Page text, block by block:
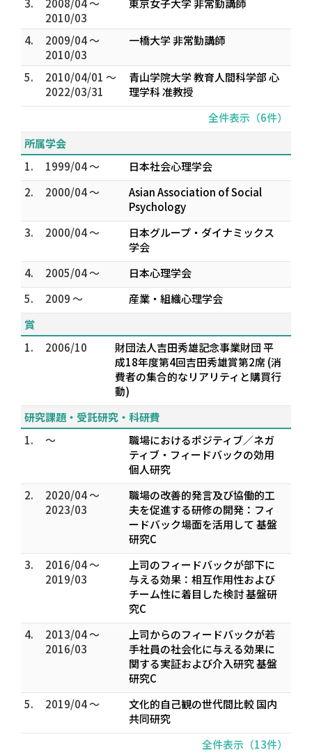
3.
2008/04 ～
2010/03
東京女子大学 非常勤講師
4.
2009/04 ～
2010/03
一橋大学 非常勤講師
5.
2010/04/01 ～
2022/03/31
青山学院大学 教育人間科学部 心
理学科 准教授
全件表示（6件）
所属学会
1.
1999/04 ～
日本社会心理学会
2.
2000/04 ～
Asian Association of Social
Psychology
3.
2000/04 ～
日本グループ・ダイナミックス
学会
4.
2005/04 ～
日本心理学会
5.
2009 ～
産業・組織心理学会
賞
1.
2006/10
財団法人吉田秀雄記念事業財団 平
成18年度第4回吉田秀雄賞第2席 (消
費者の集合的なリアリティと購買行
動)
研究課題・受託研究・科研費
1.
～
職場におけるポジティブ／ネガ
ティブ・フィードバックの効用
個人研究
2.
2020/04 ～
2023/03
職場の改善的発言及び協働的工
夫を促進する研修の開発：フィ
ードバック場面を活用して 基盤
研究C
3.
2016/04 ～
2019/03
上司のフィードバックが部下に
与える効果：相互作用性および
チーム性に着目した検討 基盤研
究C
4.
2013/04 ～
2016/03
上司からのフィードバックが若
手社員の社会化に与える効果に
関する実証および介入研究 基盤
研究C
5.
2019/04 ～
文化的自己観の世代間比較 国内
共同研究
全件表示（13件）